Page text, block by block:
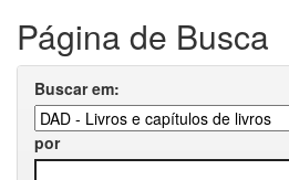
Página de Busca
Buscar em:
por